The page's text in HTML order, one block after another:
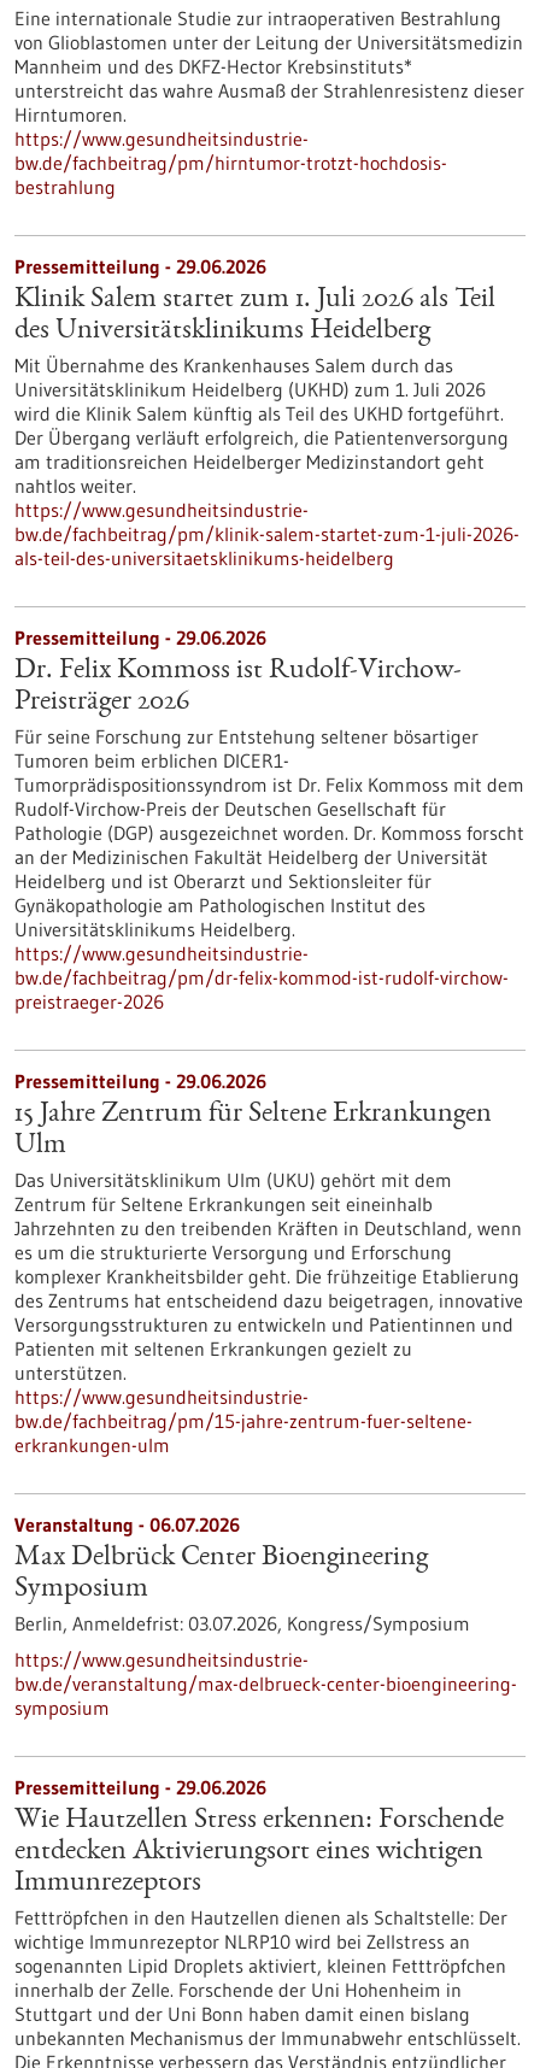
Eine internationale Studie zur intraoperativen Bestrahlung
von Glioblastomen unter der Leitung der Universitätsmedizin
Mannheim und des DKFZ-Hector Krebsinstituts*
unterstreicht das wahre Ausmaß der Strahlenresistenz dieser
Hirntumoren.
https://www.gesundheitsindustrie-
bw.de/fachbeitrag/pm/hirntumor-trotzt-hochdosis-
bestrahlung
Pressemitteilung - 29.06.2026
Klinik Salem startet zum 1. Juli 2026 als Teil
des Universitätsklinikums Heidelberg
Mit Übernahme des Krankenhauses Salem durch das
Universitätsklinikum Heidelberg (UKHD) zum 1. Juli 2026
wird die Klinik Salem künftig als Teil des UKHD fortgeführt.
Der Übergang verläuft erfolgreich, die Patientenversorgung
am traditionsreichen Heidelberger Medizinstandort geht
nahtlos weiter.
https://www.gesundheitsindustrie-
bw.de/fachbeitrag/pm/klinik-salem-startet-zum-1-juli-2026-
als-teil-des-universitaetsklinikums-heidelberg
Pressemitteilung - 29.06.2026
Dr. Felix Kommoss ist Rudolf-Virchow-
Preisträger 2026
Für seine Forschung zur Entstehung seltener bösartiger
Tumoren beim erblichen DICER1-
Tumorprädispositionssyndrom ist Dr. Felix Kommoss mit dem
Rudolf-Virchow-Preis der Deutschen Gesellschaft für
Pathologie (DGP) ausgezeichnet worden. Dr. Kommoss forscht
an der Medizinischen Fakultät Heidelberg der Universität
Heidelberg und ist Oberarzt und Sektionsleiter für
Gynäkopathologie am Pathologischen Institut des
Universitätsklinikums Heidelberg.
https://www.gesundheitsindustrie-
bw.de/fachbeitrag/pm/dr-felix-kommod-ist-rudolf-virchow-
preistraeger-2026
Pressemitteilung - 29.06.2026
15 Jahre Zentrum für Seltene Erkrankungen
Ulm
Das Universitätsklinikum Ulm (UKU) gehört mit dem
Zentrum für Seltene Erkrankungen seit eineinhalb
Jahrzehnten zu den treibenden Kräften in Deutschland, wenn
es um die strukturierte Versorgung und Erforschung
komplexer Krankheitsbilder geht. Die frühzeitige Etablierung
des Zentrums hat entscheidend dazu beigetragen, innovative
Versorgungsstrukturen zu entwickeln und Patientinnen und
Patienten mit seltenen Erkrankungen gezielt zu
unterstützen.
https://www.gesundheitsindustrie-
bw.de/fachbeitrag/pm/15-jahre-zentrum-fuer-seltene-
erkrankungen-ulm
Veranstaltung - 06.07.2026
Max Delbrück Center Bioengineering
Symposium
Berlin, Anmeldefrist: 03.07.2026, Kongress/Symposium
https://www.gesundheitsindustrie-
bw.de/veranstaltung/max-delbrueck-center-bioengineering-
symposium
Pressemitteilung - 29.06.2026
Wie Hautzellen Stress erkennen: Forschende
entdecken Aktivierungsort eines wichtigen
Immunrezeptors
Fetttröpfchen in den Hautzellen dienen als Schaltstelle: Der
wichtige Immunrezeptor NLRP10 wird bei Zellstress an
sogenannten Lipid Droplets aktiviert, kleinen Fetttröpfchen
innerhalb der Zelle. Forschende der Uni Hohenheim in
Stuttgart und der Uni Bonn haben damit einen bislang
unbekannten Mechanismus der Immunabwehr entschlüsselt.
Die Erkenntnisse verbessern das Verständnis entzündlicher